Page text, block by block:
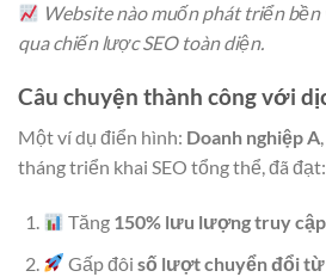
Website nào muốn phát triển
qua chiến lược SEO toàn diện.
Câu chuyện thành công với
Một ví dụ điển hình: Doanh nghiệp A
tháng triển khai SEO tổng thể, đã đạt:
Tăng 150% lưu lượng truy
Gấp đôisố lượt chuyển đổi